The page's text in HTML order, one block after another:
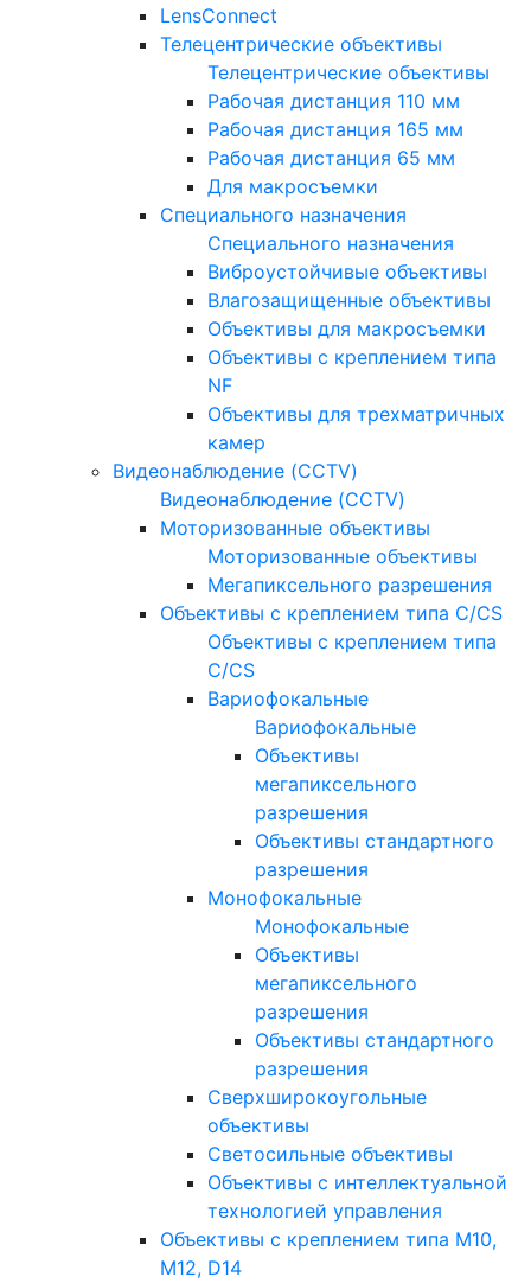
LensConnect
Телецентрические объективы
Телецентрические объективы
Рабочая дистанция 110 мм
Рабочая дистанция 165 мм
Рабочая дистанция 65 мм
Для макросъемки
Специального назначения
Специального назначения
Виброустойчивые объективы
Влагозащищенные объективы
Объективы для макросъемки
Объективы с креплением типа
NF
Объективы для трехматричных
камер
Видеонаблюдение (CCTV)
Видеонаблюдение (CCTV)
Моторизованные объективы
Моторизованные объективы
Мегапиксельного разрешения
Объективы с креплением типа C/CS
Объективы с креплением типа
C/CS
Вариофокальные
Вариофокальные
Объективы
мегапиксельного
разрешения
Объективы стандартного
разрешения
Монофокальные
Монофокальные
Объективы
мегапиксельного
разрешения
Объективы стандартного
разрешения
Сверхширокоугольные
объективы
Светосильные объективы
Объективы с интеллектуальной
технологией управления
Объективы с креплением типа M10,
M12, D14